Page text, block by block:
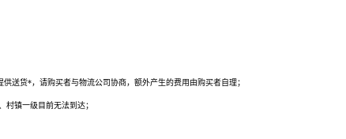
送货*，请购买者与物流公司协商，额外产生的费用由购买者自理；
村镇一级目前无法到达；